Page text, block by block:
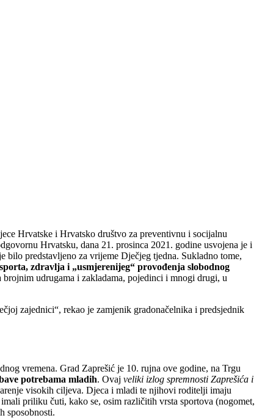
Hrvatske i Hrvatsko društvo za preventivnu i socijalnu
Hrvatsku, dana 21. prosinca 2021. godine usvojena je i
bilo predstavljeno za vrijeme Dječjeg tjedna. Sukladno tome,
zdravlja i „usmjerenijeg“ provođenja slobodnog
udrugama i zakladama, pojedinci i mnogi drugi, u
zajednici“, rekao je zamjenik gradonačelnika i predsjednik
vremena. Grad Zaprešić je 10. rujna ove godine, na Trgu
potrebama mladih. Ovaj veliki izlog spremnosti Zaprešića i
visokih ciljeva. Djeca i mladi te njihovi roditelji imaju
priliku čuti, kako se, osim različitih vrsta sportova (nogomet,
sposobnosti.